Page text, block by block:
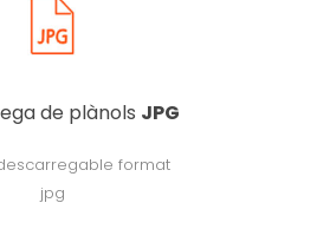
de plànols JPG
format
jpg